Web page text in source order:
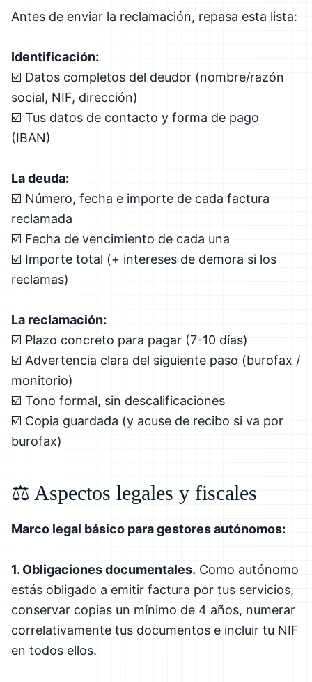
Antes de enviar la reclamación, repasa esta lista:
Identificación:
☑️ Datos completos del deudor (nombre/razón
social, NIF, dirección)
☑️ Tus datos de contacto y forma de pago
(IBAN)
La deuda:
☑️ Número, fecha e importe de cada factura
reclamada
☑️ Fecha de vencimiento de cada una
☑️ Importe total (+ intereses de demora si los
reclamas)
La reclamación:
☑️ Plazo concreto para pagar (7-10 días)
☑️ Advertencia clara del siguiente paso (burofax /
monitorio)
☑️ Tono formal, sin descalificaciones
☑️ Copia guardada (y acuse de recibo si va por
burofax)
⚖️ Aspectos legales y fiscales
Marco legal básico para gestores autónomos:
1. Obligaciones documentales. Como autónomo
estás obligado a emitir factura por tus servicios,
conservar copias un mínimo de 4 años, numerar
correlativamente tus documentos e incluir tu NIF
en todos ellos.